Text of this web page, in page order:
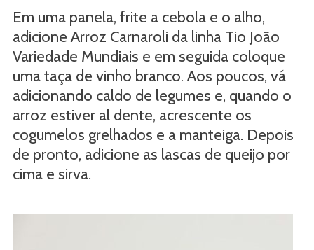
Em uma panela, frite a cebola e o alho,
adicione Arroz Carnaroli da linha Tio João
Variedade Mundiais e em seguida coloque
uma taça de vinho branco. Aos poucos, vá
adicionando caldo de legumes e, quando o
arroz estiver al dente, acrescente os
cogumelos grelhados e a manteiga. Depois
de pronto, adicione as lascas de queijo por
cima e sirva.